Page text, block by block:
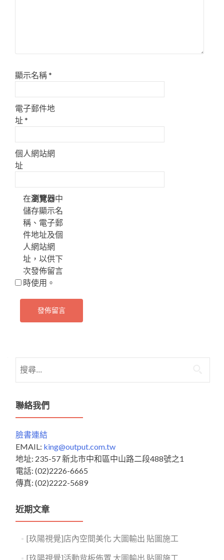
顯示名稱*
電子郵件地
址*
個人網站網
址
在瀏覽器中
儲存顯示名
稱、電子郵
件地址及個
人網站網
址，以供下
次發佈留言
時使用。
尋
鍵
字:
聯絡我們
臉書連結
EMAIL: king@output.com.tw
地址: 235-57 新北市中和區中山路二段488號之1
電話: (02)2226-6665
傳真: (02)2222-5689
近期文章
[玖陽視覺]店內空間美化 大圖輸出 貼圖施工
[玖陽視覺]活動背板佈置 大圖輸出 貼圖施工